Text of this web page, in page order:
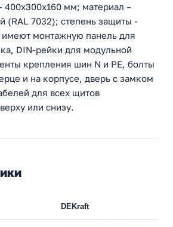
мм; материал –
(RAL 7032); степень защиты -
монтажную панель для
DIN-рейки для модульной
крепления шин N и PE, болты
и на корпусе, дверь с замком
для всех щитов
или снизу.
DEKraft